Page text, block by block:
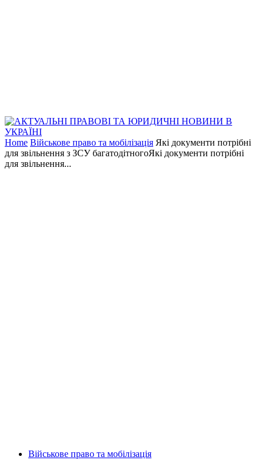
Home Військове право та мобілізація Які документи потрібні
для звільнення з ЗСУ багатодітногоЯкі документи потрібні
для звільнення...
Військове право та мобілізація